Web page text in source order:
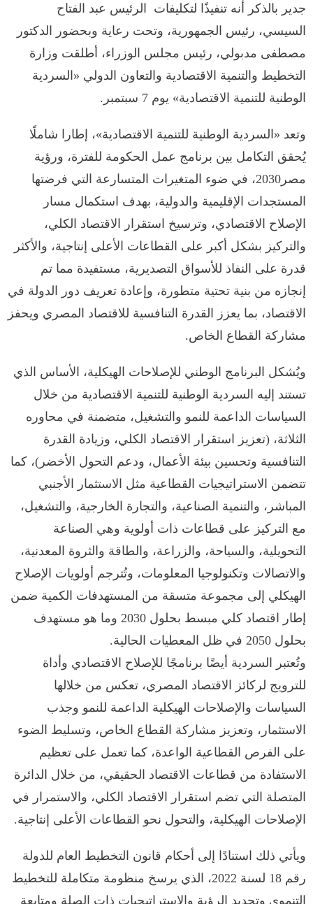
جدير بالذكر أنه تنفيذًا لتكليفات الرئيس عبد الفتاح
السيسي، رئيس الجمهورية، وتحت رعاية وبحضور الدكتور
مصطفى مدبولي، رئيس مجلس الوزراء، أطلقت وزارة
التخطيط والتنمية الاقتصادية والتعاون الدولي «السردية
الوطنية للتنمية الاقتصادية» يوم 7 سبتمبر.
وتعد «السردية الوطنية للتنمية الاقتصادية»، إطارا شاملًا
يُحقق التكامل بين برنامج عمل الحكومة للفترة، ورؤية
مصر2030، في ضوء المتغيرات المتسارعة التي فرضتها
المستجدات الإقليمية والدولية، بهدف استكمال مسار
الإصلاح الاقتصادي، وترسيخ استقرار الاقتصاد الكلي،
والتركيز بشكل أكبر على القطاعات الأعلى إنتاجية، والأكثر
قدرة على النفاذ للأسواق التصديرية، مستفيدة مما تم
إنجازه من بنية تحتية متطورة، وإعادة تعريف دور الدولة في
الاقتصاد، بما يعزز القدرة التنافسية للاقتصاد المصري ويحفز
مشاركة القطاع الخاص.
ويُشكل البرنامج الوطني للإصلاحات الهيكلية، الأساس الذي
تستند إليه السردية الوطنية للتنمية الاقتصادية من خلال
السياسات الداعمة للنمو والتشغيل، متضمنة في محاوره
الثلاثة، (تعزيز استقرار الاقتصاد الكلي، وزيادة القدرة
التنافسية وتحسين بيئة الأعمال، ودعم التحول الأخضر)، كما
تتضمن الاستراتيجيات القطاعية مثل الاستثمار الأجنبي
المباشر، والتنمية الصناعية، والتجارة الخارجية، والتشغيل،
مع التركيز على قطاعات ذات أولوية وهي الصناعة
التحويلية، والسياحة، والزراعة، والطاقة والثروة المعدنية،
والاتصالات وتكنولوجيا المعلومات، وتُترجم أولويات الإصلاح
الهيكلي إلى مجموعة متسقة من المستهدفات الكمية ضمن
إطار اقتصاد كلي مبسط بحلول 2030 وما هو مستهدف
بحلول 2050 في ظل المعطيات الحالية.
وتُعتبر السردية أيضًا برنامجًا للإصلاح الاقتصادي وأداة
للترويج لركائز الاقتصاد المصري، تعكس من خلالها
السياسات والإصلاحات الهيكلية الداعمة للنمو وجذب
الاستثمار، وتعزيز مشاركة القطاع الخاص، وتسليط الضوء
على الفرص القطاعية الواعدة، كما تعمل على تعظيم
الاستفادة من قطاعات الاقتصاد الحقيقي، من خلال الدائرة
المتصلة التي تضم استقرار الاقتصاد الكلي، والاستمرار في
الإصلاحات الهيكلية، والتحول نحو القطاعات الأعلى إنتاجية.
ويأتي ذلك استنادًا إلى أحكام قانون التخطيط العام للدولة
رقم 18 لسنة 2022، الذي يرسخ منظومة متكاملة للتخطيط
التنموي وتحديد الرؤية والاستراتيجيات ذات الصلة ومتابعة